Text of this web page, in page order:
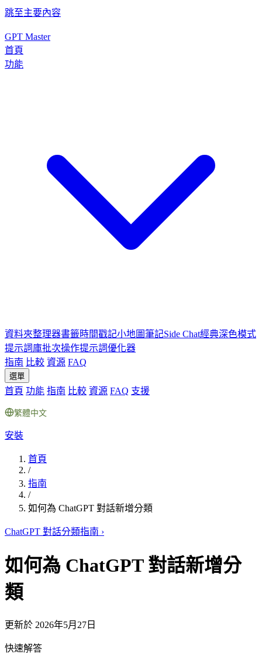
跳至主要內容
GPT Master
首頁
功能
資料夾整理器書籤時間戳記小地圖筆記Side Chat經典深色模式
提示詞庫批次操作提示詞優化器
指南 比較 資源 FAQ
選單
首頁 功能 指南 比較 資源 FAQ 支援
繁體中文
安裝
首頁
/
指南
/
如何為 ChatGPT 對話新增分類
ChatGPT 對話分類指南 ›
如何為 ChatGPT 對話新增分
類
更新於 2026年5月27日
快速解答